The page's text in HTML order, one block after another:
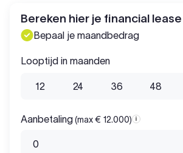
Bereken hier je financial lease
Bepaal je maandbedrag
Looptijd in maanden
12 24 36 48
Aanbetaling(max € 12.000) Aanbetaling